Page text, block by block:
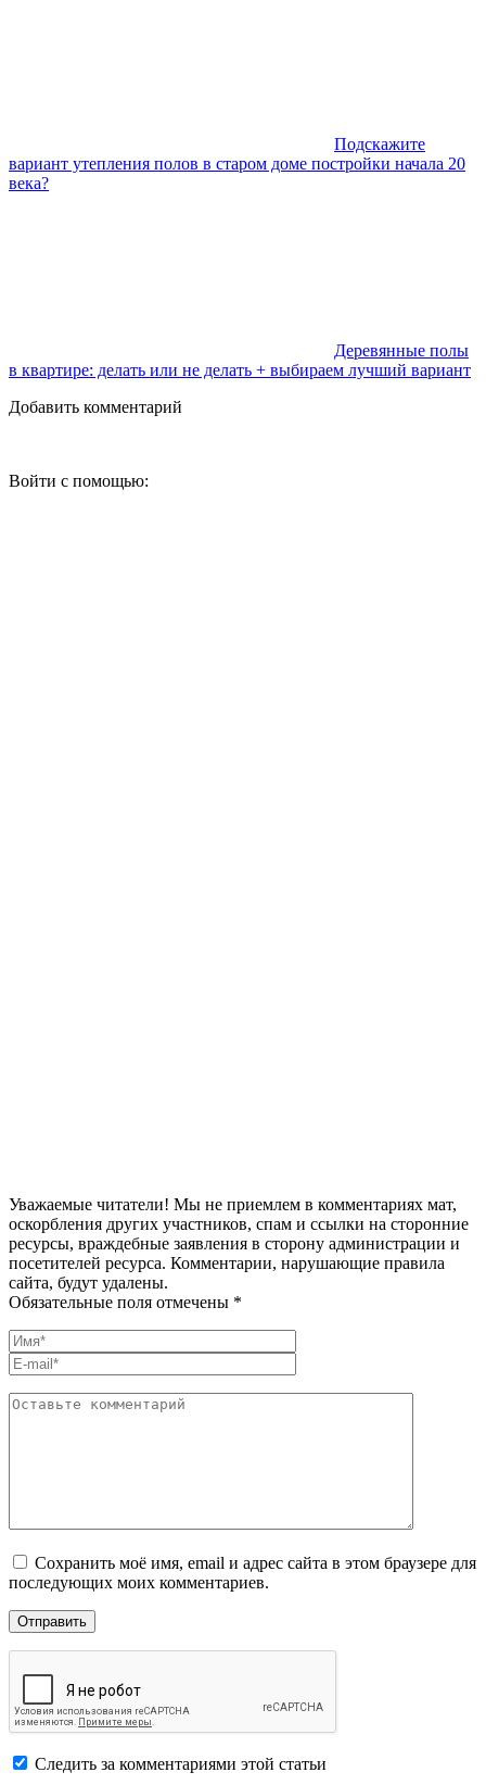
Подскажите
вариант утепления полов в старом доме постройки начала 20
века?
Деревянные полы
в квартире: делать или не делать + выбираем лучший вариант
Добавить комментарий
Войти с помощью:
Уважаемые читатели! Мы не приемлем в комментариях мат,
оскорбления других участников, спам и ссылки на сторонние
ресурсы, враждебные заявления в сторону администрации и
посетителей ресурса. Комментарии, нарушающие правила
сайта, будут удалены.
Обязательные поля отмечены *
Сохранить моё имя, email и адрес сайта в этом браузере для
последующих моих комментариев.
Следить за комментариями этой статьи